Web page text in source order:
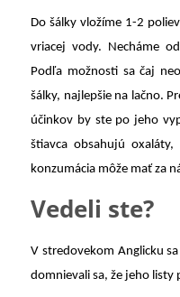
Do šálky vložíme 1-2
vriacej vody. Necháme
Podľa možnosti sa čaj
šálky, najlepšie na lačno.
účinkov by ste po jeho
štiavca obsahujú
konzumácia môže mať za
Vedeli ste?
V stredovekom Anglicku
domnievali sa, že jeho